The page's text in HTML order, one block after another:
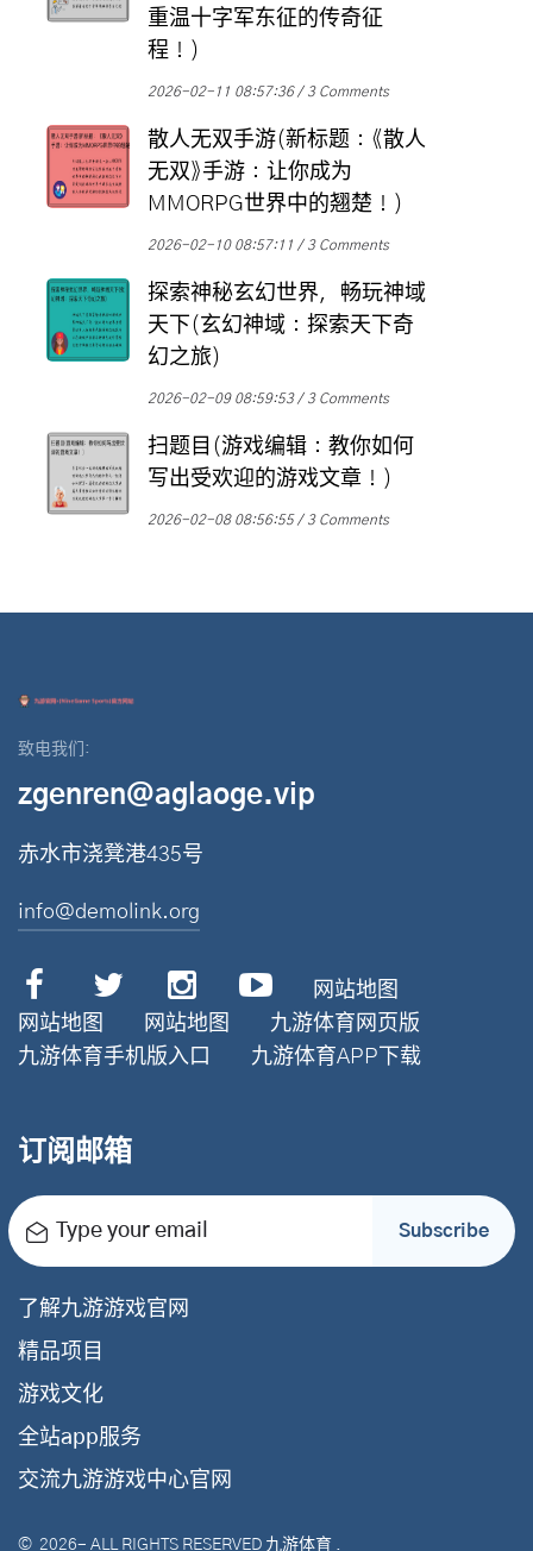
重温十字军东征的传奇征
程！)
2026-02-11 08:57:36 3 Comments
散人无双手游(新标题：《散人
无双》手游：让你成为
MMORPG世界中的翘楚！)
2026-02-10 08:57:11 3 Comments
探索神秘玄幻世界，畅玩神域
天下(玄幻神域：探索天下奇
幻之旅)
2026-02-09 08:59:53 3 Comments
扫题目(游戏编辑：教你如何
写出受欢迎的游戏文章！)
2026-02-08 08:56:55 3 Comments
致电我们:
zgenren@aglaoge.vip
赤水市浇凳港435号
info@demolink.org
网站地图
网站地图
网站地图
九游体育网页版
九游体育手机版入口
九游体育APP下载
订阅邮箱
Type your email Subscribe
了解九游游戏官网
精品项目
游戏文化
全站app服务
交流九游游戏中心官网
© 2026- ALL RIGHTS RESERVED 九游体育 .